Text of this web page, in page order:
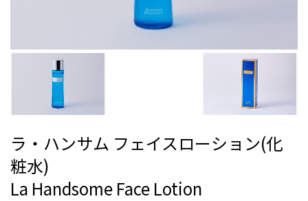
ラ・ハンサム フェイスローション(化
粧水)
La Handsome Face Lotion